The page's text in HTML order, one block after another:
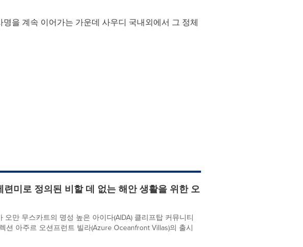
을 계속 이어가는 가운데 사우디 국내외에서 그 정체
미로 정의된 비할 데 없는 해안 생활을 위한 오
오만 무스카트의 명성 높은 아이다(AIDA) 클리프탑 커뮤니티
아주르 오션프런트 빌라(Azure Oceanfront Villas)의 출시